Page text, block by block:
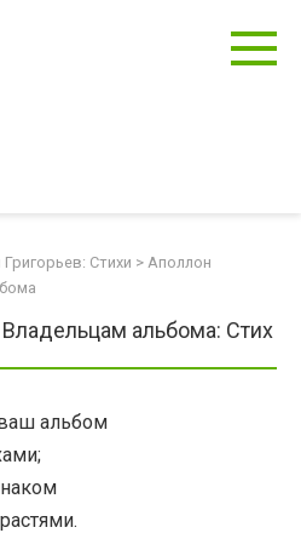
Стихи > Аполлон
альбома: Стих
альбом